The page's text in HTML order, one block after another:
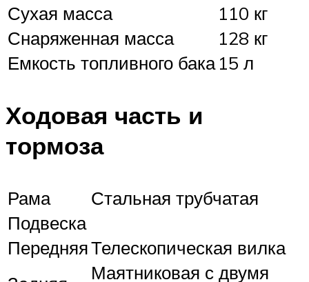
Сухая масса
110 кг
Снаряженная масса
128 кг
Емкость топливного бака 15 л
Ходовая часть и
тормоза
Рама
Стальная трубчатая
Подвеска
ПередняяТелескопическая вилка
Маятниковая с двумя